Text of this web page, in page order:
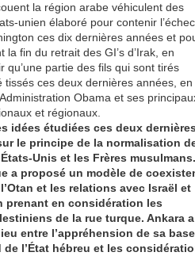
la région arabe véhiculent des
unien élaboré pour contenir l’échec
ces dix dernières années et
la fin du retrait des GI’s d’Irak, en
qu’une partie des fils qui sont tirés
tissés ces deux dernières années, en
Obama et ses
et régionaux.
idées étudiées ces deux
le principe de la normalisation
Unis et les Frères musulmans.
a proposé un modèle de
et les relations avec Israël et
prenant en considération les
de la rue turque. Ankara
entre l’appréhension de sa base
de l’État hébreu et les